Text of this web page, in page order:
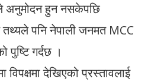
हुन नसकेपछि
तथ्यले पनि नेपाली जनमत MCC
पुष्टि गर्दछ ।
विपक्षमा देखिएको प्रस्तावलाई